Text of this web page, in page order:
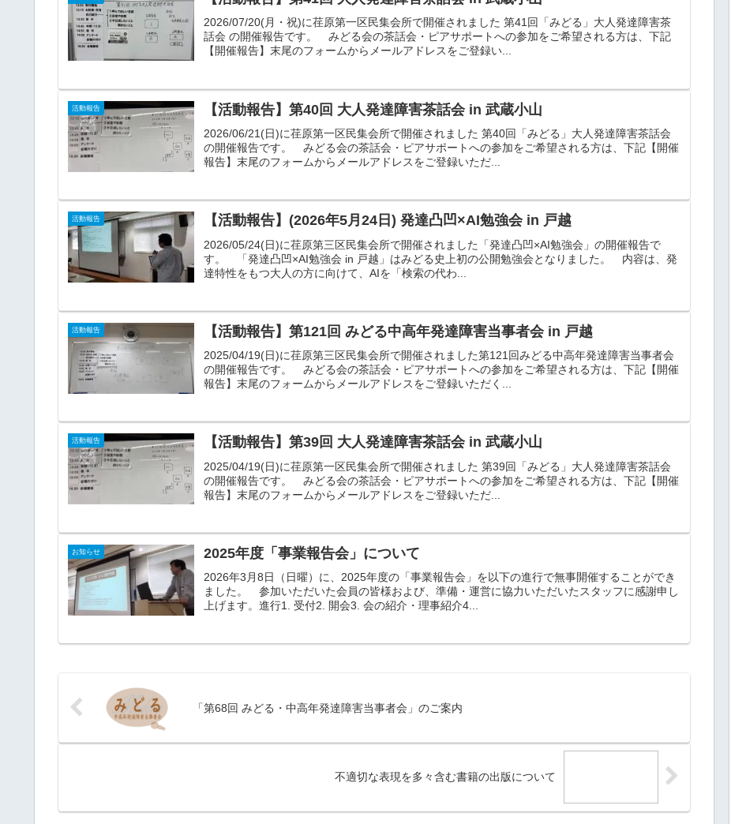
2026/07/20(月・祝)に荏原第一区民集会所で開催されました 第41回「みどる」大人発達障害茶
話会 の開催報告です。 みどる会の茶話会・ピアサポートへの参加をご希望される方は、下記
【開催報告】末尾のフォームからメールアドレスをご登録い...
活動報告 【活動報告】第40回 大人発達障害茶話会 in 武蔵小山
2026/06/21(日)に荏原第一区民集会所で開催されました 第40回「みどる」大人発達障害茶話会
の開催報告です。 みどる会の茶話会・ピアサポートへの参加をご希望される方は、下記【開催
報告】末尾のフォームからメールアドレスをご登録いただ...
活動報告 【活動報告】(2026年5月24日) 発達凸凹×AI勉強会 in 戸越
2026/05/24(日)に荏原第三区民集会所で開催されました「発達凸凹×AI勉強会」の開催報告で
す。 「発達凸凹×AI勉強会 in 戸越」はみどる史上初の公開勉強会となりました。 内容は、発
達特性をもつ大人の方に向けて、AIを「検索の代わ...
活動報告 【活動報告】第121回 みどる中高年発達障害当事者会 in 戸越
2025/04/19(日)に荏原第三区民集会所で開催されました第121回みどる中高年発達障害当事者会
の開催報告です。 みどる会の茶話会・ピアサポートへの参加をご希望される方は、下記【開催
報告】末尾のフォームからメールアドレスをご登録いただく...
活動報告 【活動報告】第39回 大人発達障害茶話会 in 武蔵小山
2025/04/19(日)に荏原第一区民集会所で開催されました 第39回「みどる」大人発達障害茶話会
の開催報告です。 みどる会の茶話会・ピアサポートへの参加をご希望される方は、下記【開催
報告】末尾のフォームからメールアドレスをご登録いただ...
お知らせ 2025年度「事業報告会」について
2026年3月8日（日曜）に、2025年度の「事業報告会」を以下の進行で無事開催することができ
ました。 参加いただいた会員の皆様および、準備・運営に協力いただいたスタッフに感謝申し
上げます。進行1. 受付2. 開会3. 会の紹介・理事紹介4...
「第68回 みどる・中高年発達障害当事者会」のご案内
不適切な表現を多々含む書籍の出版について